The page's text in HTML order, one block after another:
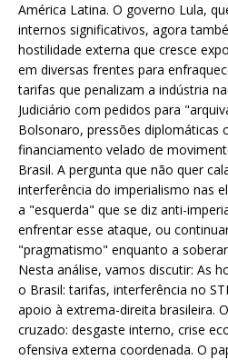
América Latina. O governo Lula,
internos significativos, agora
hostilidade externa que cresce
em diversas frentes para
tarifas que penalizam a indústria
Judiciário com pedidos para
Bolsonaro, pressões diplomáticas
financiamento velado de
Brasil. A pergunta que não quer
interferência do imperialismo nas
a "esquerda" que se diz anti-
enfrentar esse ataque, ou
"pragmatismo" enquanto a
Nesta análise, vamos discutir: As
o Brasil: tarifas, interferência no
apoio à extrema-direita brasileira.
cruzado: desgaste interno, crise
ofensiva externa coordenada. O